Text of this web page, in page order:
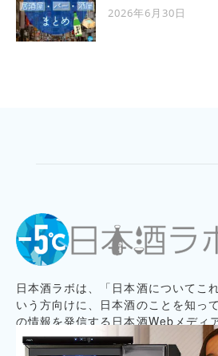
2026年6月30日
日本酒ラボは、「日本酒についてこ
いう方向けに、日本酒のことを知っ
の情報を発信する日本酒Webメディ